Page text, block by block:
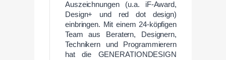
Auszeichnungen (u.a. iF-Award,
Design+ und red dot design)
einbringen. Mit einem 24-köpfigen
Team aus Beratern, Designern,
Technikern und Programmierern
hat die GENERATIONDESIGN